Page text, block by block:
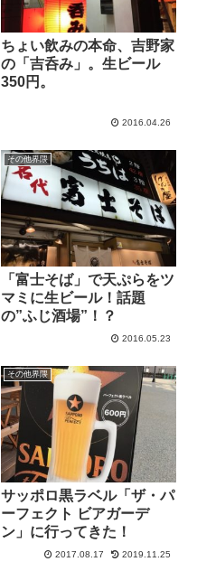
ちょい飲みの本命、吉野家
の「吉呑み」。生ビール
350円。
2016.04.26
その他界隈
「富士そば」で天ぷらをツ
マミに生ビール！話題
の”ふじ酒場”！？
2016.05.23
その他界隈
サッポロ黒ラベル「ザ・パ
ーフェクト ビアガーデ
ン」に行ってきた！
2017.08.17 2019.11.25